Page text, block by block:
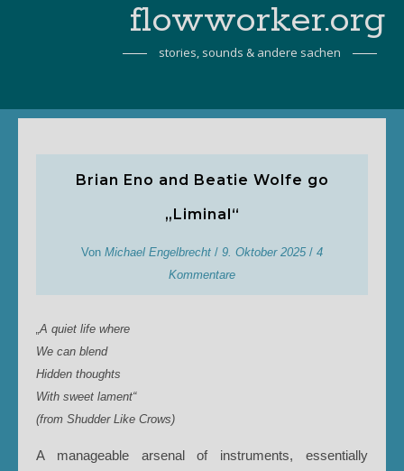
flowworker.org
stories, sounds & andere sachen
Brian Eno and Beatie Wolfe go
„Liminal“
Von Michael Engelbrecht / 9. Oktober 2025 / 4
Kommentare
„A quiet life where
We can blend
Hidden thoughts
With sweet lament“
(from Shudder Like Crows)
A manageable arsenal of instruments, essentially